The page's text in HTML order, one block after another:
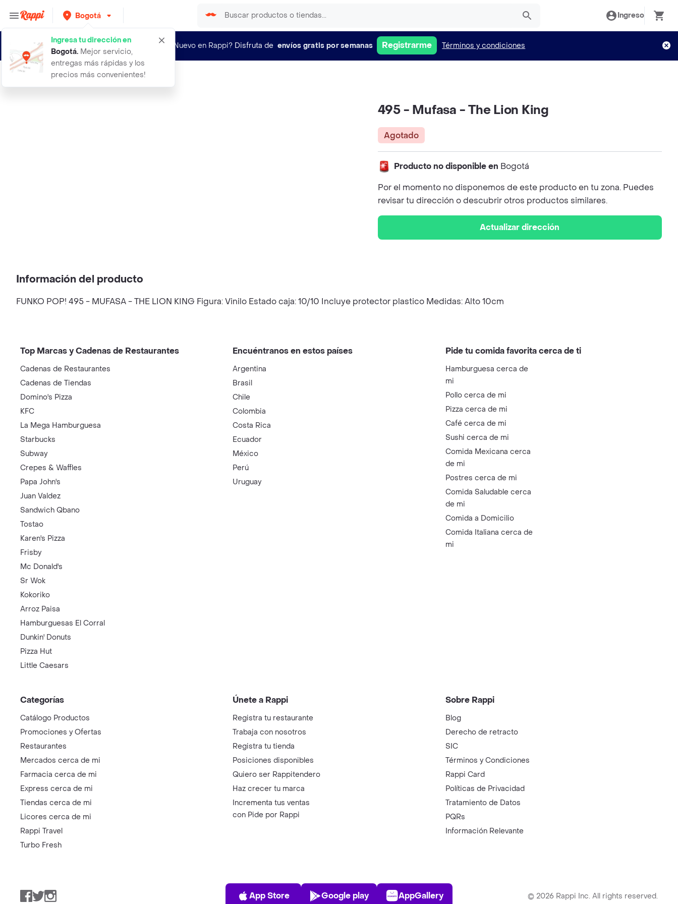
Bogotá
Ingresa tu dirección en
Bogotá. Mejor servicio,
entregas más rápidas y los
precios más convenientes!
Ingreso
¿Nuevo en Rappi? Disfruta de envíos gratis por semanas Registrarme Términos y condiciones
495 mufasa the lion king
495 - Mufasa - The Lion King
Agotado
Producto no disponible en Bogotá
Por el momento no disponemos de este producto en tu zona. Puedes
revisar tu dirección o descubrir otros productos similares.
Actualizar dirección
Información del producto
FUNKO POP! 495 - MUFASA - THE LION KING Figura: Vinilo Estado caja: 10/10 Incluye protector plastico Medidas: Alto 10cm
Top Marcas y Cadenas de Restaurantes
Cadenas de Restaurantes
Cadenas de Tiendas
Domino's Pizza
KFC
La Mega Hamburguesa
Starbucks
Subway
Crepes & Waffles
Papa John's
Juan Valdez
Sandwich Qbano
Tostao
Karen's Pizza
Frisby
Mc Donald's
Sr Wok
Kokoriko
Arroz Paisa
Hamburguesas El Corral
Dunkin' Donuts
Pizza Hut
Little Caesars
Encuéntranos en estos países
Argentina
Brasil
Chile
Colombia
Costa Rica
Ecuador
México
Perú
Uruguay
Pide tu comida favorita cerca de ti
Hamburguesa cerca de
mi
Pollo cerca de mi
Pizza cerca de mi
Café cerca de mi
Sushi cerca de mi
Comida Mexicana cerca
de mi
Postres cerca de mi
Comida Saludable cerca
de mi
Comida a Domicilio
Comida Italiana cerca de
mi
Categorías
Catálogo Productos
Promociones y Ofertas
Restaurantes
Mercados cerca de mi
Farmacia cerca de mi
Express cerca de mi
Tiendas cerca de mi
Licores cerca de mi
Rappi Travel
Turbo Fresh
Únete a Rappi
Registra tu restaurante
Trabaja con nosotros
Registra tu tienda
Posiciones disponibles
Quiero ser Rappitendero
Haz crecer tu marca
Incrementa tus ventas
con Pide por Rappi
Sobre Rappi
Blog
Derecho de retracto
SIC
Términos y Condiciones
Rappi Card
Políticas de Privacidad
Tratamiento de Datos
PQRs
Información Relevante
Facebook
TwitterInstagram
App Store
App Store
Play Store
Google play
AppGallery
AppGallery © 2026 Rappi Inc. All rights reserved.